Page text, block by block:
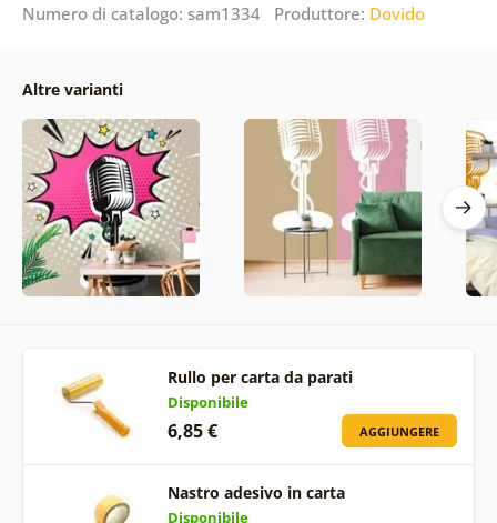
Numero di catalogo: sam1334 Produttore: Dovido
Altre varianti
Rullo per carta da parati
Disponibile
6,85 € AGGIUNGERE
Nastro adesivo in carta
Disponibile